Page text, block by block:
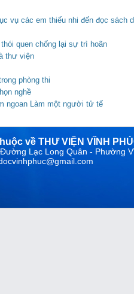
vụ các em thiếu nhi đến đọc sách
quen chống lại sự trì hoãn
thư viện
phòng thi
nghề
ngoan Làm một người tử tế
về THƯ VIỆN VĨNH
Lạc Long Quân - Phường